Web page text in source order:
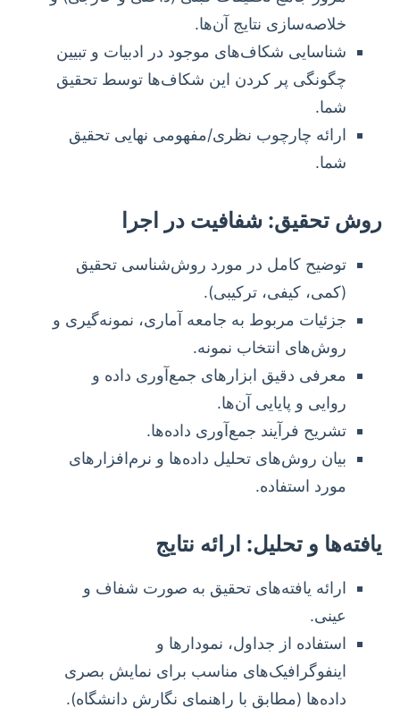
خلاصه‌سازی نتایج آن‌ها.
شناسایی شکاف‌های موجود در ادبیات و تبیین
چگونگی پر کردن این شکاف‌ها توسط تحقیق
شما.
ارائه چارچوب نظری/مفهومی نهایی تحقیق
شما.
روش تحقیق: شفافیت در اجرا
توضیح کامل در مورد روش‌شناسی تحقیق
(کمی، کیفی، ترکیبی).
جزئیات مربوط به جامعه آماری، نمونه‌گیری و
روش‌های انتخاب نمونه.
معرفی دقیق ابزارهای جمع‌آوری داده و
روایی و پایایی آن‌ها.
تشریح فرآیند جمع‌آوری داده‌ها.
بیان روش‌های تحلیل داده‌ها و نرم‌افزارهای
مورد استفاده.
یافته‌ها و تحلیل: ارائه نتایج
ارائه یافته‌های تحقیق به صورت شفاف و
عینی.
استفاده از جداول، نمودارها و
اینفوگرافیک‌های مناسب برای نمایش بصری
داده‌ها (مطابق با راهنمای نگارش دانشگاه).